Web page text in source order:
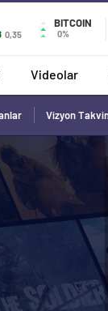
0,35
BITCOIN
0%
Videolar
Vizyon